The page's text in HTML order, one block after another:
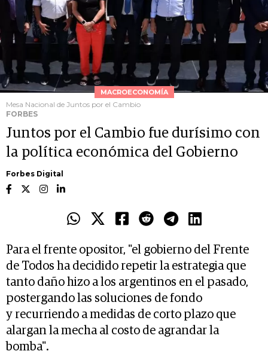
MACROECONOMÍA
Mesa Nacional de Juntos por el Cambio
FORBES
Juntos por el Cambio fue durísimo con
la política económica del Gobierno
Forbes Digital
Para el frente opositor, "el gobierno del Frente
de Todos ha decidido repetir la estrategia que
tanto daño hizo a los argentinos en el pasado,
postergando las soluciones de fondo
y recurriendo a medidas de corto plazo que
alargan la mecha al costo de agrandar la
bomba".